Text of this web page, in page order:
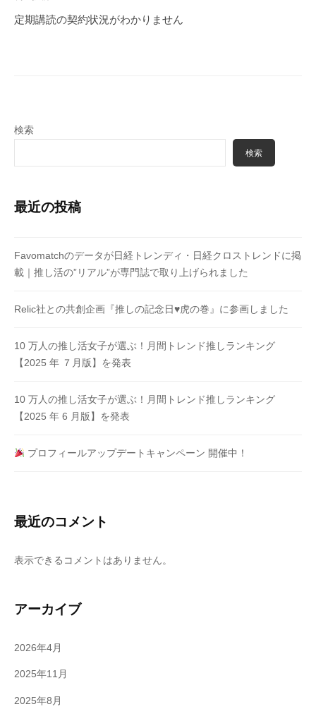
ゲ
定期講読の契約状況がわかりません
検索
検索
最近の投稿
Favomatchのデータが日経トレンディ・日経クロストレンドに掲
載｜推し活の”リアル”が専門誌で取り上げられました
Relic社との共創企画『推しの記念日♥虎の巻』に参画しました
10 万⼈の推し活⼥⼦が選ぶ！月間トレンド推しランキング
【2025 年 ７⽉版】を発表
10 万⼈の推し活⼥⼦が選ぶ！月間トレンド推しランキング
【2025 年 6 ⽉版】を発表
プロフィールアップデートキャンペーン 開催中！
最近のコメント
表示できるコメントはありません。
アーカイブ
2026年4月
2025年11月
2025年8月